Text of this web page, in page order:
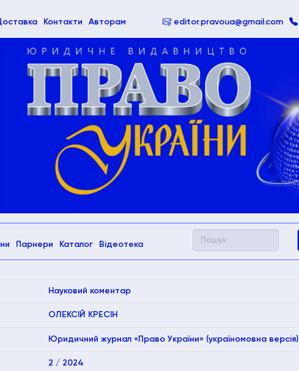
Контакти Авторам editor.pravoua@gmail.com
Парнери Каталог Відеотека
Науковий коментар
ОЛЕКСІЙ КРЕСІН
Юридичний журнал «Право України» (україномовна версія)
2 / 2024